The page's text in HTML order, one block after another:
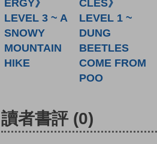
ERGY》
LEVEL 3 ~ A
SNOWY
MOUNTAIN
HIKE
CLES》
LEVEL 1 ~
DUNG
BEETLES
COME FROM
POO
讀者書評 (0)